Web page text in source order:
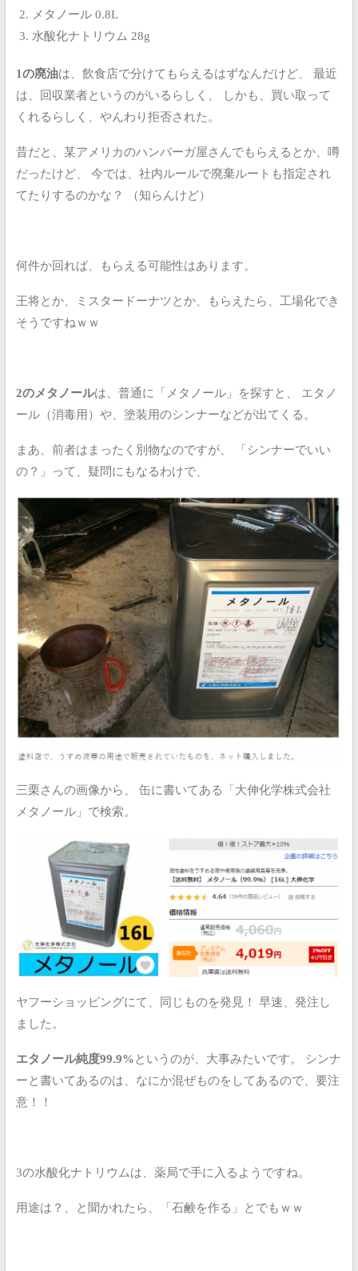
メタノール 0.8L
水酸化ナトリウム 28g
1の廃油は、飲食店で分けてもらえるはずなんだけど、
最近
は、回収業者というのがいるらしく、
しかも、買い取って
くれるらしく、やんわり拒否された。
昔だと、某アメリカのハンバーガ屋さんでもらえるとか、噂
だったけど、
今では、社内ルールで廃棄ルートも指定され
てたりするのかな？
（知らんけど）
何件か回れば、もらえる可能性はあります。
王将とか、ミスタードーナツとか、もらえたら、工場化でき
そうですねｗｗ
2のメタノールは、普通に「メタノール」を探すと、
エタノ
ール（消毒用）や、塗装用のシンナーなどが出てくる。
まあ、前者はまったく別物なのですが、
「シンナーでいい
の？」って、疑問にもなるわけで、
三栗さんの画像から、
缶に書いてある「大伸化学株式会社
メタノール」で検索。
ヤフーショッピングにて、同じものを発見！ 早速、発注し
ました。
エタノール純度99.9%というのが、大事みたいです。
シンナ
ーと書いてあるのは、なにか混ぜものをしてあるので、要注
意！！
3の水酸化ナトリウムは、薬局で手に入るようですね。
用途は？、と聞かれたら、「石鹸を作る」とでもｗｗ